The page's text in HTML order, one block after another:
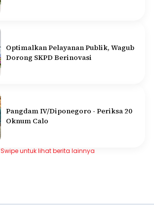
Optimalkan Pelayanan Publik, Wagub
Dorong SKPD Berinovasi
Pangdam IV/Diponegoro - Periksa 20
Oknum Calo
Swipe untuk lihat berita lainnya